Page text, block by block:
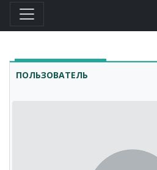
ПОЛЬЗОВАТЕЛЬ